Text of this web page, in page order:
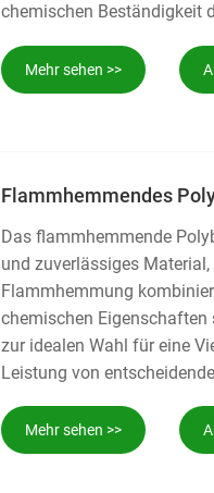
chemischen Beständigkeit
Materialsicherheit und
Automobil.
Mehr sehen >>
Flammhemmendes
Das flammhemmende
und zuverlässiges
Flammhemmung
chemischen Eigenschaften
zur idealen Wahl für eine
Leistung von
Sicherheits- und
suchen, das sowohl hohe
Mehr sehen >>